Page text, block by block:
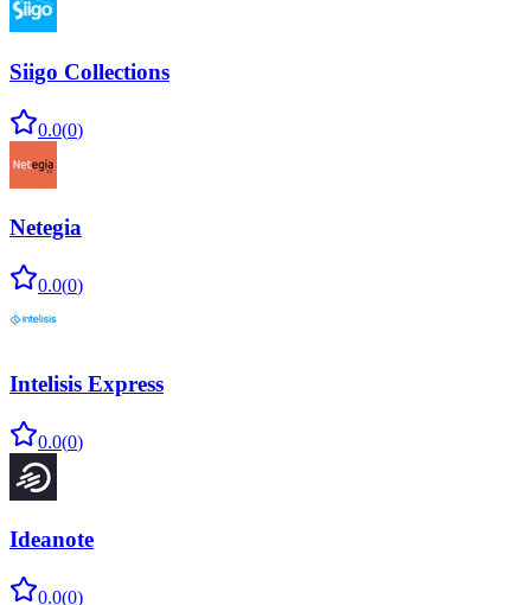
Siigo Collections
0.0(0)
Netegia
0.0(0)
Intelisis Express
0.0(0)
Ideanote
0.0(0)